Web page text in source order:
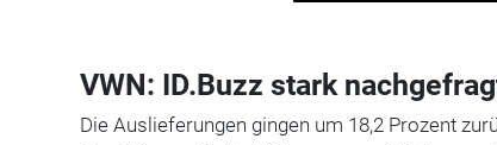
VWN: ID.Buzz stark
Die Auslieferungen gingen um 18,2 Prozent